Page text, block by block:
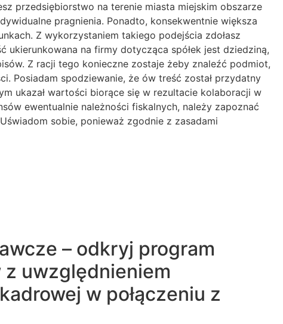
przedsiębiorstwo na terenie miasta miejskim obszarze
pragnienia. Ponadto, konsekwentnie większa
Z wykorzystaniem takiego podejścia zdołasz
na firmy dotycząca spółek jest dziedziną,
Z racji tego konieczne zostaje żeby znaleźć podmiot,
Posiadam spodziewanie, że ów treść został przydatny
ukazał wartości biorące się w rezultacie kolaboracji w
ewentualnie należności fiskalnych, należy zapoznać
sobie, ponieważ zgodnie z zasadami
– odkryj program
uwzględnieniem
w połączeniu z